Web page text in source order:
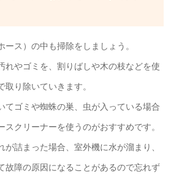
ース）の中も掃除をしましょう。
れやゴミを、割りばしや木の枝などを使
り除いていきます。
てゴミや蜘蛛の巣、虫が入っている場合
スクリーナーを使うのがおすすめです。
が詰まった場合、室外機に水が溜まり、
故障の原因になることがあるので忘れず